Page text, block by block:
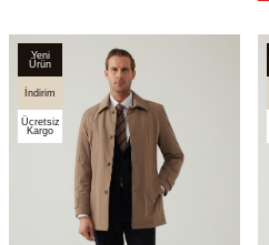
Yeni
Ürün
İndirim
Ücretsiz
Kargo